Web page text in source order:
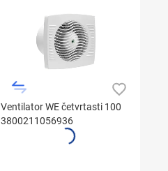
Ventilator WE četvrtasti 100
3800211056936